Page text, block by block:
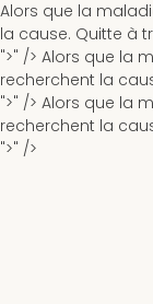
Alors que la
la cause. Quitte à
">" /> Alors que la
recherchent la
">" /> Alors que la
recherchent la
">" />